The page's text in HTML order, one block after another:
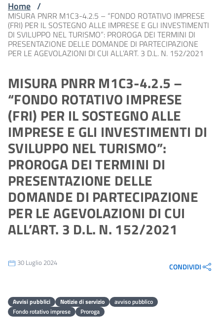
Home /
MISURA PNRR M1C3-4.2.5 – “FONDO ROTATIVO IMPRESE
(FRI) PER IL SOSTEGNO ALLE IMPRESE E GLI INVESTIMENTI
DI SVILUPPO NEL TURISMO”: PROROGA DEI TERMINI DI
PRESENTAZIONE DELLE DOMANDE DI PARTECIPAZIONE
PER LE AGEVOLAZIONI DI CUI ALL’ART. 3 D.L. N. 152/2021
MISURA PNRR M1C3-4.2.5 –
“FONDO ROTATIVO IMPRESE
(FRI) PER IL SOSTEGNO ALLE
IMPRESE E GLI INVESTIMENTI DI
SVILUPPO NEL TURISMO”:
PROROGA DEI TERMINI DI
PRESENTAZIONE DELLE
DOMANDE DI PARTECIPAZIONE
PER LE AGEVOLAZIONI DI CUI
ALL’ART. 3 D.L. N. 152/2021
30 Luglio 2024 CONDIVIDI
Avvisi pubblici Notizie di servizio
avviso pubblico
Fondo rotativo imprese
Proroga